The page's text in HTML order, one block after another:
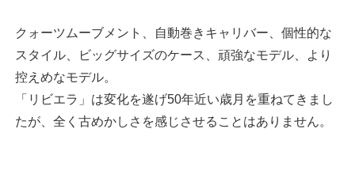
クォーツムーブメント、自動巻きキャリバー、個性的な
スタイル、ビッグサイズのケース、頑強なモデル、より
控えめなモデル。
「リビエラ」は変化を遂げ50年近い歳月を重ねてきまし
たが、全く古めかしさを感じさせることはありません。